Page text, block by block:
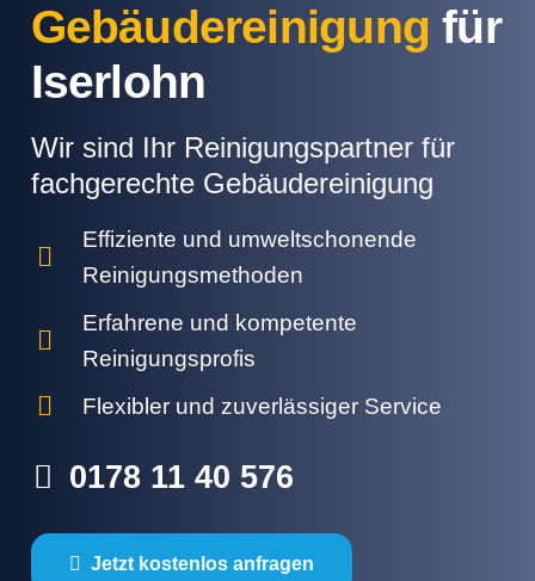
Gebäudereinigung für
Iserlohn
Wir sind Ihr Reinigungspartner für
fachgerechte Gebäudereinigung
Effiziente und umweltschonende
Reinigungsmethoden
Erfahrene und kompetente
Reinigungsprofis
Flexibler und zuverlässiger Service
0178 11 40 576
Jetzt kostenlos anfragen